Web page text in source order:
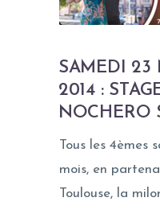
SAMEDI 23
2014 :
NOCHERO
Tous les 4èmes
mois, en
Toulouse, la